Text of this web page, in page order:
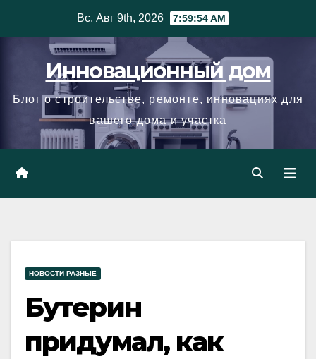
Вс. Авг 9th, 2026 7:59:54 AM
Инновационный дом
Блог о строительстве, ремонте, инновациях для
вашего дома и участка
НОВОСТИ РАЗНЫЕ
Бутерин
придумал, как